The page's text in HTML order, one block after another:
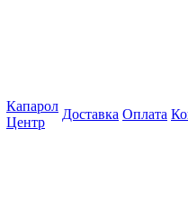
Капарол
Центр
Доставка Оплата